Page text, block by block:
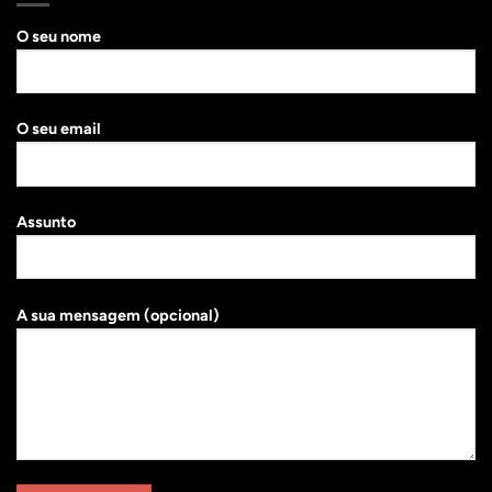
O seu nome
O seu email
Assunto
A sua mensagem (opcional)